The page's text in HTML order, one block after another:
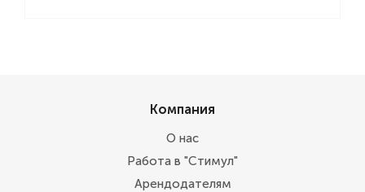
Компания
О нас
Работа в "Стимул"
Арендодателям